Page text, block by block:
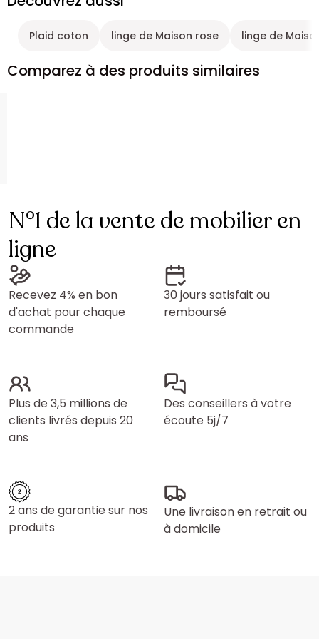
Plaid coton linge de Maison rose linge de
Comparez à des produits similaires
N°1 de la vente de mobilier en
ligne
Recevez 4% en bon
d'achat pour chaque
commande
30 jours satisfait ou
remboursé
Plus de 3,5 millions de
clients livrés depuis 20
ans
Des conseillers à votre
écoute 5j/7
2 ans de garantie sur nos
produits
Une livraison en retrait ou
à domicile